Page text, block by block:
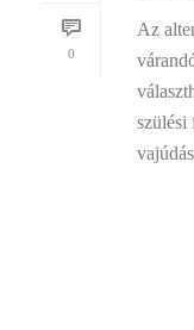
0
Az
szülési